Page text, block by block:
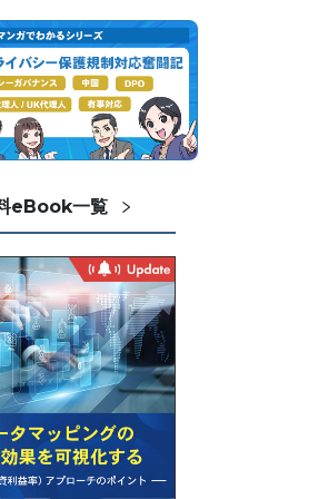
eBook一覧